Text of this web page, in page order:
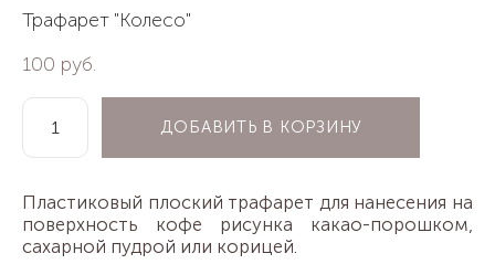
Трафарет "Колесо"
100 pуб.
ДОБАВИТЬ В КОРЗИНУ
Пластиковый плоский трафарет для нанесения на
поверхность кофе рисунка какао-порошком,
сахарной пудрой или корицей.